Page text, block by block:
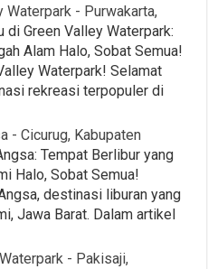
Waterpark - Purwakarta,
di Green Valley Waterpark:
Alam Halo, Sobat Semua!
Waterpark! Selamat
rekreasi terpopuler di
- Cicurug, Kabupaten
Tempat Berlibur yang
Halo, Sobat Semua!
destinasi liburan yang
Jawa Barat. Dalam artikel
- Pakisaji,